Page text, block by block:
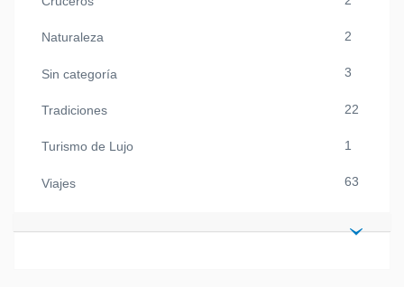
Naturaleza 2
Sin categoría 3
Tradiciones 22
Turismo de Lujo 1
Viajes 63